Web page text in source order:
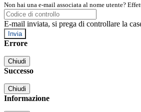
Non hai una e-mail associata al nome utente?
E-mail inviata, si prega di controllare la
Errore
Chiudi
Successo
Chiudi
Informazione